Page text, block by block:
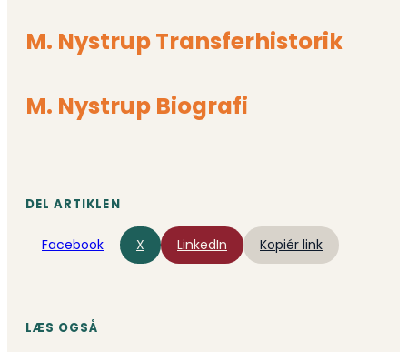
M. Nystrup Transferhistorik
M. Nystrup Biografi
DEL ARTIKLEN
Facebook X LinkedIn Kopiér link
LÆS OGSÅ